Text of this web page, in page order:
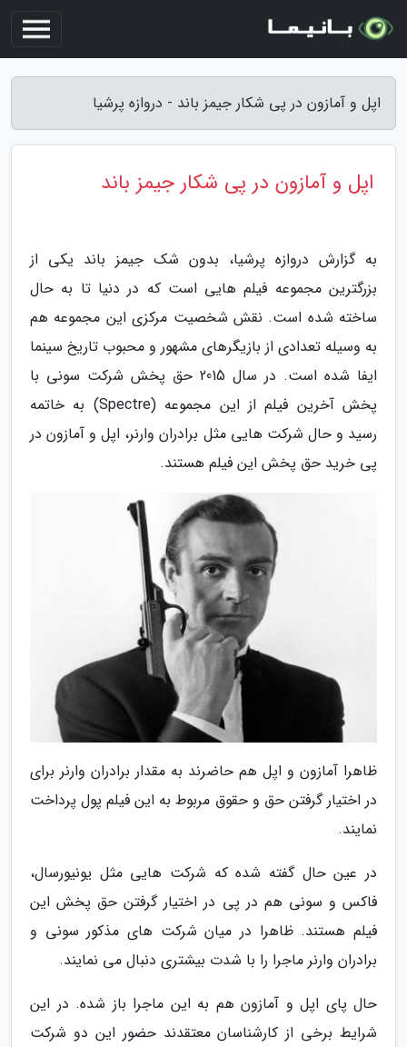
اپل و آمازون در پی شکار جیمز باند - دروازه پرشیا
اپل و آمازون در پی شکار جیمز باند
به گزارش دروازه پرشیا، بدون شک جیمز باند یکی از
بزرگترین مجموعه فیلم هایی است که در دنیا تا به حال
ساخته شده است. نقش شخصیت مرکزی این مجموعه هم
به وسیله تعدادی از بازیگرهای مشهور و محبوب تاریخ سینما
ایفا شده است. در سال 2015 حق پخش شرکت سونی با
پخش آخرین فیلم از این مجموعه (Spectre) به خاتمه
رسید و حال شرکت هایی مثل برادران وارنر، اپل و آمازون در
پی خرید حق پخش این فیلم هستند.
ظاهرا آمازون و اپل هم حاضرند به مقدار برادران وارنر برای
در اختیار گرفتن حق و حقوق مربوط به این فیلم پول پرداخت
نمایند.
در عین حال گفته شده که شرکت هایی مثل یونیورسال،
فاکس و سونی هم در پی در اختیار گرفتن حق پخش این
فیلم هستند. ظاهرا در میان شرکت های مذکور سونی و
برادران وارنر ماجرا را با شدت بیشتری دنبال می نمایند.
حال پای اپل و آمازون هم به این ماجرا باز شده. در این
شرایط برخی از کارشناسان معتقدند حضور این دو شرکت